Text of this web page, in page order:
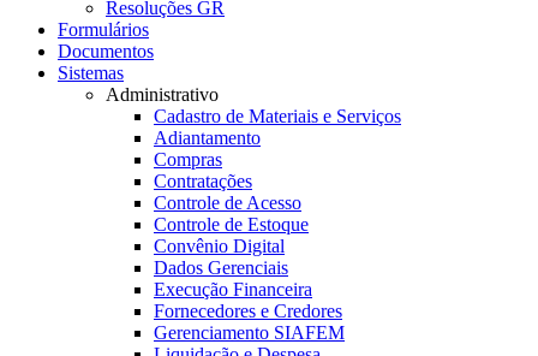
Resoluções GR
Formulários
Documentos
Sistemas
Administrativo
Cadastro de Materiais e Serviços
Adiantamento
Compras
Contratações
Controle de Acesso
Controle de Estoque
Convênio Digital
Dados Gerenciais
Execução Financeira
Fornecedores e Credores
Gerenciamento SIAFEM